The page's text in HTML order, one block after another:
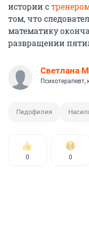
истории с
том, что
математику
развращении
Светлана
Психотерапевт,
Педофилия
0 0